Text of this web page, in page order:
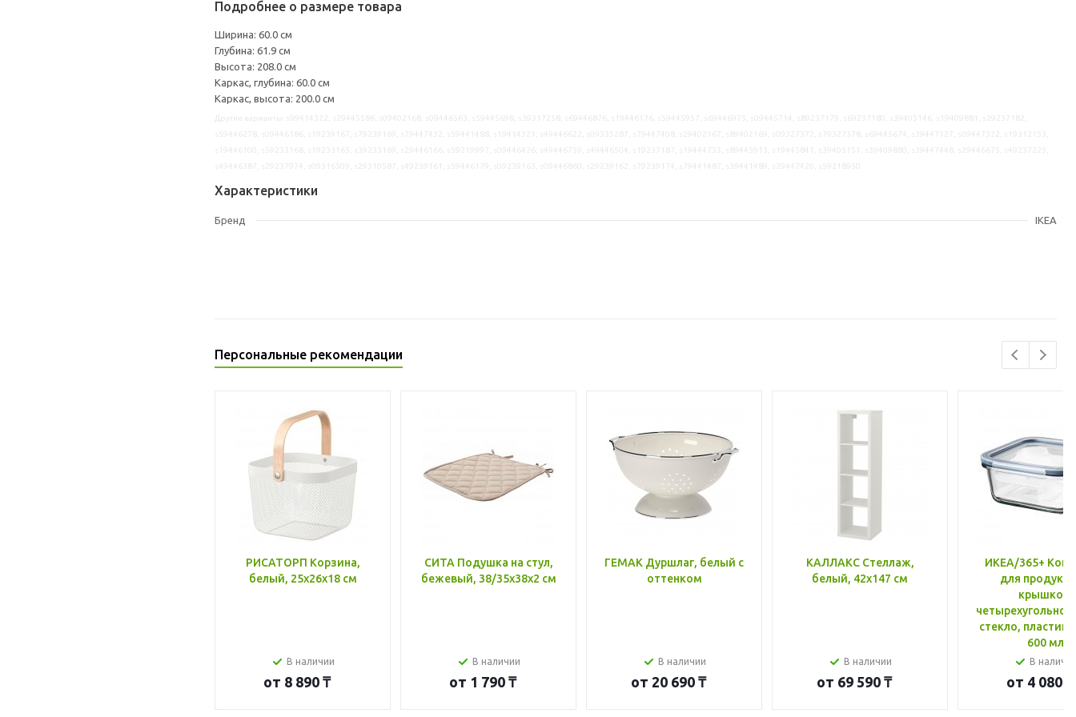
Подробнее о размере товара
Ширина: 60.0 см
Глубина: 61.9 см
Высота: 208.0 см
Каркас, глубина: 60.0 см
Каркас, высота: 200.0 см
Характеристики
Бренд IKEA
Персональные рекомендации
РИСАТОРП Корзина,
белый, 25x26x18 см
В наличии
от 8 890 ₸
СИТА Подушка на стул,
бежевый, 38/35x38x2 см
В наличии
от 1 790 ₸
ГЕМАК Дуршлаг, белый с
оттенком
В наличии
от 20 690 ₸
КАЛЛАКС Стеллаж,
белый, 42x147 см
В наличии
от 69 590 ₸
ИКЕА/365+
для
крышкой,
стекло, пластик
600 мл
В
от 4 080 ₸